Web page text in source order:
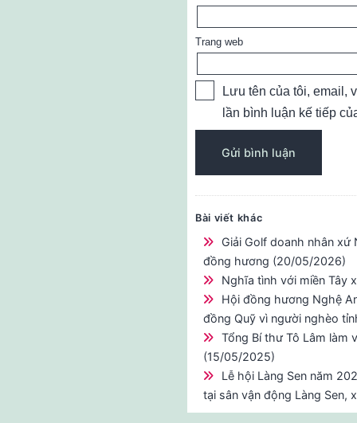
Trang web
Lưu tên của tôi, email,
lần bình luận kế tiếp
Bài viết khác
Giải Golf doanh nhân
đồng hương (20/05/2026)
Nghĩa tình với miền Tây
Hội đồng hương Nghệ
đồng Quỹ vì người nghèo
Tổng Bí thư Tô Lâm làm
(15/05/2025)
Lễ hội Làng Sen năm
tại sân vận động Làng Sen,